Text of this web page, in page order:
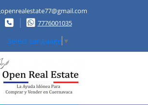
openrealestate77@gmail.com
7776001035
Select Language ▼